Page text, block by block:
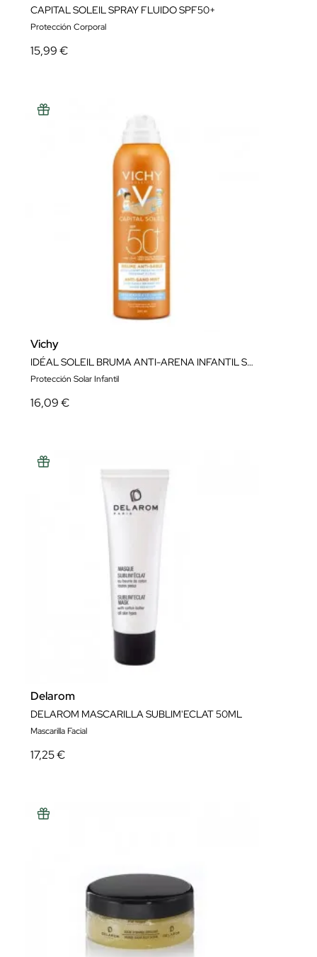
CAPITAL SOLEIL SPRAY FLUIDO SPF50+
Protección Corporal
15,99 €
Vichy
IDÉAL SOLEIL BRUMA ANTI-ARENA INFANTIL SPF 50+ 200ML
Protección Solar Infantil
16,09 €
Delarom
DELAROM MASCARILLA SUBLIM'ECLAT 50ML
Mascarilla Facial
17,25 €